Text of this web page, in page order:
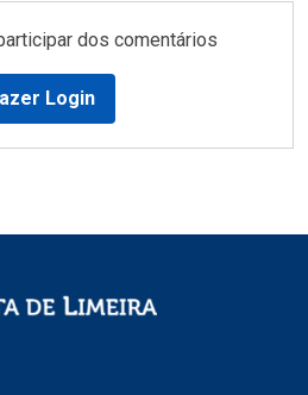
dos comentários
Login